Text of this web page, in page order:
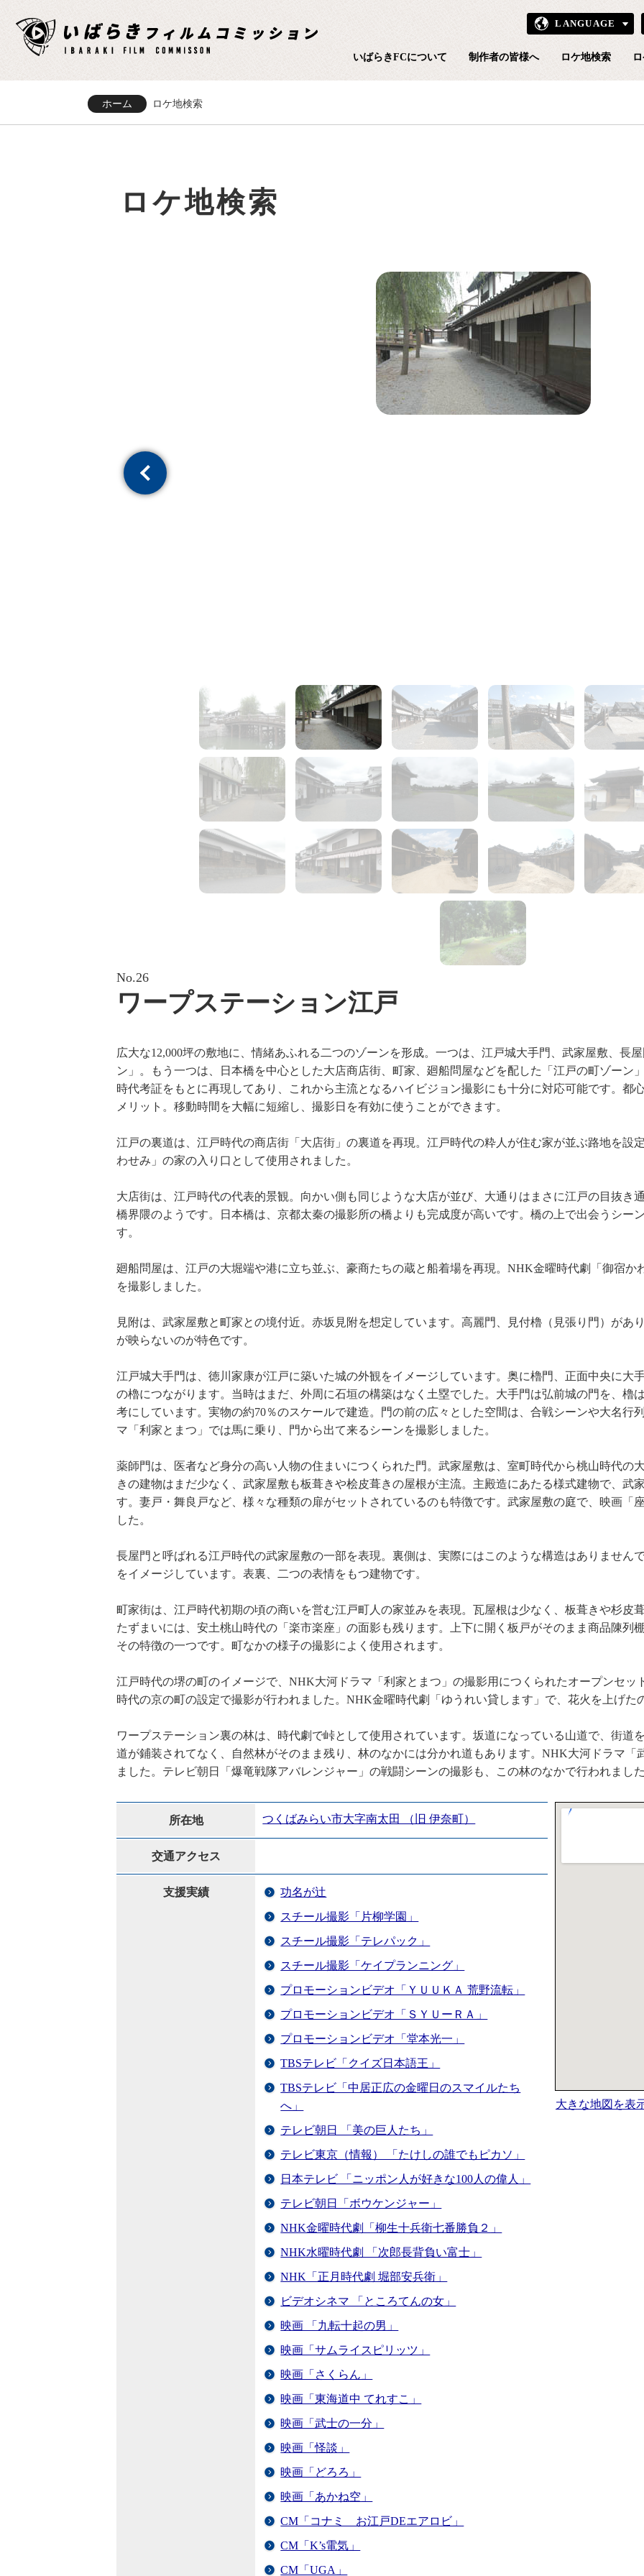
いば
LANGUAGE
いばらきFCについて 制作者の皆様へ ロケ地検索
ホーム ロケ地検索
ロケ地検索
1 2
7
No.26
ワープステーション江戸
広大な12,000坪の敷地に、情緒あふれる二つのゾーンを形成。一つは、江戸城大手門、武家屋敷、長
ン」。もう一つは、日本橋を中心とした大店商店街、町家、廻船問屋などを配した「江戸の町ゾーン
時代考証をもとに再現してあり、これから主流となるハイビジョン撮影にも十分に対応可能です。都
メリット。移動時間を大幅に短縮し、撮影日を有効に使うことができます。
江戸の裏道は、江戸時代の商店街「大店街」の裏道を再現。江戸時代の粋人が住む家が並ぶ路地を設
わせみ」の家の入り口として使用されました。
大店街は、江戸時代の代表的景観。向かい側も同じような大店が並び、大通りはまさに江戸の目抜き
橋界隈のようです。日本橋は、京都太秦の撮影所の橋よりも完成度が高いです。橋の上で出会うシー
す。
廻船問屋は、江戸の大堀端や港に立ち並ぶ、豪商たちの蔵と船着場を再現。NHK金曜時代劇「御宿か
を撮影しました。
見附は、武家屋敷と町家との境付近。赤坂見附を想定しています。高麗門、見付櫓（見張り門）があ
が映らないのが特色です。
江戸城大手門は、徳川家康が江戸に築いた城の外観をイメージしています。奥に櫓門、正面中央に大
の櫓につながります。当時はまだ、外周に石垣の構築はなく土塁でした。大手門は弘前城の門を、櫓
考にしています。実物の約70％のスケールで建造。門の前の広々とした空間は、合戦シーンや大名行
マ「利家とまつ」では馬に乗り、門から出て来るシーンを撮影しました。
薬師門は、医者など身分の高い人物の住まいにつくられた門。武家屋敷は、室町時代から桃山時代の
きの建物はまだ少なく、武家屋敷も板葺きや桧皮葺きの屋根が主流。主殿造にあたる様式建物で、武
す。妻戸・舞良戸など、様々な種類の扉がセットされているのも特徴です。武家屋敷の庭で、映画「
した。
長屋門と呼ばれる江戸時代の武家屋敷の一部を表現。裏側は、実際にはこのような構造はありません
をイメージしています。表裏、二つの表情をもつ建物です。
町家街は、江戸時代初期の頃の商いを営む江戸町人の家並みを表現。瓦屋根は少なく、板葺きや杉皮
たずまいには、安土桃山時代の「楽市楽座」の面影も残ります。上下に開く板戸がそのまま商品陳列
その特徴の一つです。町なかの様子の撮影によく使用されます。
江戸時代の堺の町のイメージで、NHK大河ドラマ「利家とまつ」の撮影用につくられたオープンセ
時代の京の町の設定で撮影が行われました。NHK金曜時代劇「ゆうれい貸します」で、花火を上げた
ワープステーション裏の林は、時代劇で峠として使用されています。坂道になっている山道で、街道
道が鋪装されてなく、自然林がそのまま残り、林のなかには分かれ道もあります。NHK大河ドラマ「
ました。テレビ朝日「爆竜戦隊アバレンジャー」の戦闘シーンの撮影も、この林のなかで行われまし
所在地 つくばみらい市大字南太田 （旧 伊奈町）
交通アクセス
支援実績
功名が辻
スチール撮影「片柳学園」
スチール撮影「テレパック」
スチール撮影「ケイプランニング」
プロモーションビデオ「ＹＵＵＫＡ 荒野流転」
プロモーションビデオ「ＳＹＵーＲＡ」
プロモーションビデオ「堂本光一」
TBSテレビ「クイズ日本語王」
TBSテレビ「中居正広の金曜日のスマイルたち
へ」
テレビ朝日 「美の巨人たち」
テレビ東京（情報） 「たけしの誰でもピカソ」
日本テレビ 「ニッポン人が好きな100人の偉人」
テレビ朝日「ボウケンジャー」
NHK金曜時代劇「柳生十兵衛七番勝負２」
NHK水曜時代劇 「次郎長背負い富士」
NHK「正月時代劇 堀部安兵衛」
ビデオシネマ 「ところてんの女」
映画 「九転十起の男」
映画「サムライスピリッツ」
映画「さくらん」
映画「東海道中 てれすこ」
映画「武士の一分」
映画「怪談」
映画「どろろ」
映画「あかね空」
CM「コナミ お江戸DEエアロビ」
CM「K’s電気」
CM「UGA」
大きな地図を表